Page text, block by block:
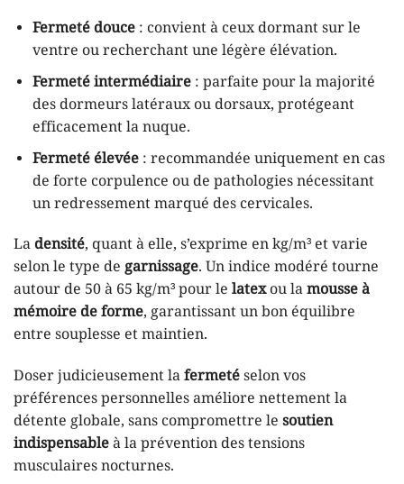
Fermeté douce: convient à ceux dormant sur le
ventre ou recherchant une légère élévation.
Fermeté intermédiaire: parfaite pour la majorité
des dormeurs latéraux ou dorsaux, protégeant
efficacement la nuque.
Fermeté élevée: recommandée uniquement en cas
de forte corpulence ou de pathologies nécessitant
un redressement marqué des cervicales.
Ladensité, quant à elle, s’exprime en kg/m³ et varie
selon le type de garnissage. Un indice modéré tourne
autour de 50 à 65 kg/m³ pour le latexou lamousse à
mémoire de forme, garantissant un bon équilibre
entre souplesse et maintien.
Doser judicieusement lafermetéselon vos
préférences personnelles améliore nettement la
détente globale, sans compromettre le soutien
indispensableà la prévention des tensions
musculaires nocturnes.